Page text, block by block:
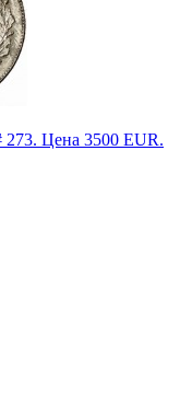
273. Цена 3500 EUR.